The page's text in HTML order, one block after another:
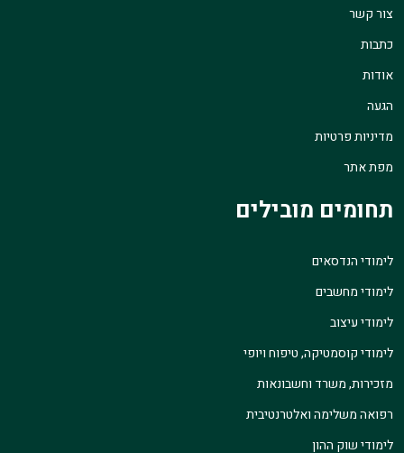
צור קשר
כתבות
אודות
הגעה
מדיניות פרטיות
מפת אתר
תחומים מובילים
לימודי הנדסאים
לימודי מחשבים
לימודי עיצוב
לימודי קוסמטיקה, טיפוח ויופי
מזכירות, משרד וחשבונאות
רפואה משלימה ואלטרנטיבית
לימודי שוק ההון